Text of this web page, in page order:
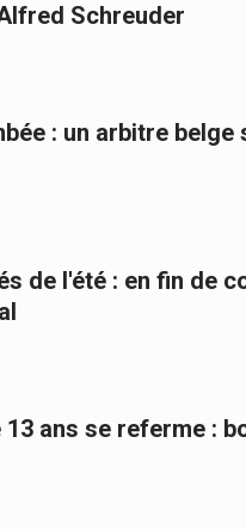
Schreuder
: un arbitre belge
de l'été : en fin de
ans se referme :